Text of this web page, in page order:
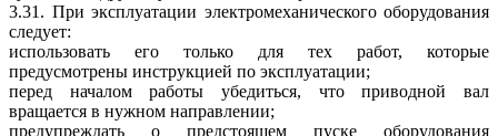
3.31. При эксплуатации электромеханического оборудования
следует:
использовать его только для тех работ, которые
предусмотрены инструкцией по эксплуатации;
перед началом работы убедиться, что приводной вал
вращается в нужном направлении;
предупреждать о предстоящем пуске оборудования